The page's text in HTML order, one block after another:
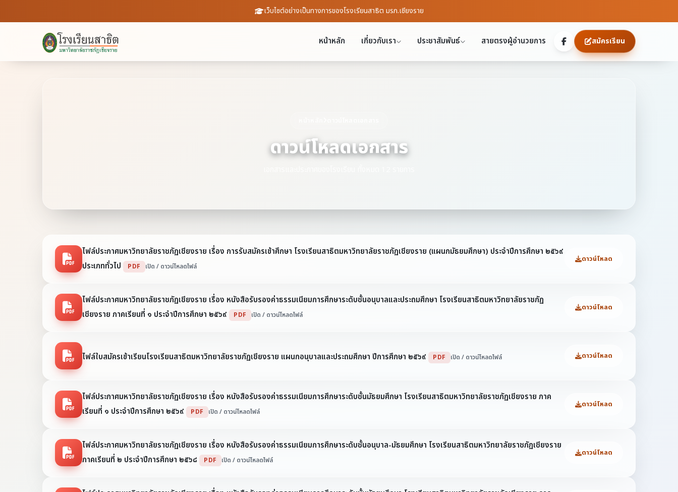
เว็บไซต์อย่างเป็นทางการของโรงเรียนสาธิต มรภ.เชียงราย
หน้าหลัก เกี่ยวกับเรา ประชาสัมพันธ์ สายตรงผู้อำนวยการ สมัครเรียน
ดาวน์โหลดเอกสาร
ไฟล์ประกาศมหาวิทยาลัยราชภัฏเชียงราย เรื่อง การรับสมัครเข้าศึกษา โรงเรียนสาธิตมหาวิทยาลัยราชภัฏเชียงราย (แผนกมัธยมศึกษา) ประจำปีการศึกษา ๒๕๖๙
ประเภททั่วไป
PDF เปิด / ดาวน์โหลดไฟล์
ดาวน์โหลด
ไฟล์ประกาศมหาวิทยาลัยราชภัฏเชียงราย เรื่อง หนังสือรับรองค่าธรรมเนียมการศึกษาระดับชั้นอนุบาลและประถมศึกษา โรงเรียนสาธิตมหาวิทยาลัยราชภัฏ
เชียงราย ภาคเรียนที่ ๑ ประจำปีการศึกษา ๒๕๖๙
PDF เปิด / ดาวน์โหลดไฟล์
ดาวน์โหลด
ไฟล์ใบสมัครเข้าเรียนโรงเรียนสาธิตมหาวิทยาลัยราชภัฏเชียงราย แผนกอนุบาลและประถมศึกษา ปีการศึกษา ๒๕๖๙ PDF เปิด / ดาวน์โหลดไฟล์ ดาวน์โหลด
ไฟล์ประกาศมหาวิทยาลัยราชภัฏเชียงราย เรื่อง หนังสือรับรองค่าธรรมเนียมการศึกษาระดับชั้นมัธยมศึกษา โรงเรียนสาธิตมหาวิทยาลัยราชภัฏเชียงราย ภาค
เรียนที่ ๑ ประจำปีการศึกษา ๒๕๖๙
PDF เปิด / ดาวน์โหลดไฟล์
ดาวน์โหลด
ไฟล์ประกาศมหาวิทยาลัยราชภัฏเชียงราย เรื่อง หนังสือรับรองค่าธรรมเนียมการศึกษาระดับชั้นอนุบาล-มัธยมศึกษา โรงเรียนสาธิตมหาวิทยาลัยราชภัฏเชียงราย
ภาคเรียนที่ ๒ ประจำปีการศึกษา ๒๕๖๘
PDF เปิด / ดาวน์โหลดไฟล์
ดาวน์โหลด